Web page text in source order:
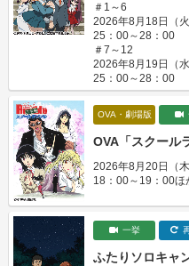
＃1～6
2026年8月18日（火
25：00～28：00
＃7～12
2026年8月19日（水
25：00～28：00
OVA・劇場版
OVA「スクール
2026年8月20日（木
18：00～19：00ほ
一挙
ふたりソロキャ